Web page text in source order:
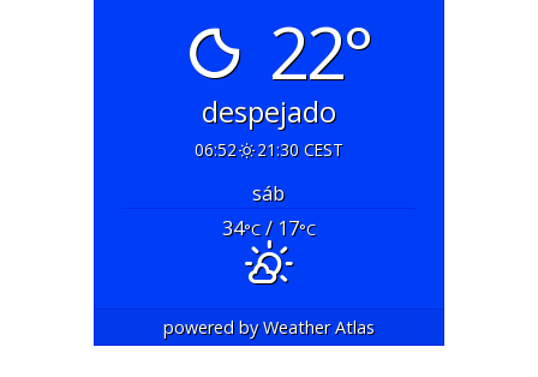
22°
despejado
06:52 21:30 CEST
sáb
34°C/ 17°C
powered byWeather Atlas